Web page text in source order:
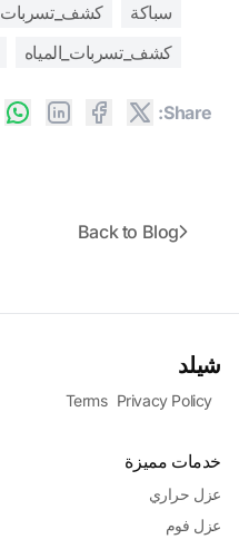
سباكة كشف_تسربات
كشف_تسربات_المياه
Share:
Back to Blog
شيلد
Terms Privacy Policy
خدمات مميزة
عزل حراري
عزل فوم